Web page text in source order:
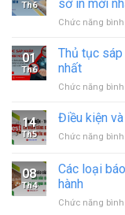
Th6
sở in mới
Chức năng
01
Th6
Thủ tục
nhất
Chức năng
14
Th5
Điều kiện
Chức năng
08
Th4
Các loại
hành
Chức năng